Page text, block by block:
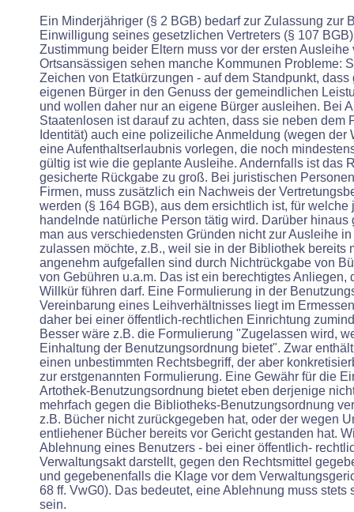
Ein Minderjähriger (§ 2 BGB) bedarf zur Zulassung zur
Einwilligung seines gesetzlichen Vertreters (§ 107
Zustimmung beider Eltern muss vor der ersten
Ortsansässigen sehen manche Kommunen Probleme:
Zeichen von Etatkürzungen - auf dem Standpunkt,
eigenen Bürger in den Genuss der gemeindlichen
und wollen daher nur an eigene Bürger ausleihen. Bei
Staatenlosen ist darauf zu achten, dass sie neben dem
Identität) auch eine polizeiliche Anmeldung (wegen der
eine Aufenthaltserlaubnis vorlegen, die noch
gültig ist wie die geplante Ausleihe. Andernfalls ist das
gesicherte Rückgabe zu groß. Bei juristischen
Firmen, muss zusätzlich ein Nachweis der
werden (§ 164 BGB), aus dem ersichtlich ist, für
handelnde natürliche Person tätig wird. Darüber hinaus
man aus verschiedensten Gründen nicht zur Ausleihe
zulassen möchte, z.B., weil sie in der Bibliothek bereits
angenehm aufgefallen sind durch Nichtrückgabe von
von Gebühren u.a.m. Das ist ein berechtigtes Anliegen,
Willkür führen darf. Eine Formulierung in der
Vereinbarung eines Leihverhältnisses liegt im
daher bei einer öffentlich-rechtlichen Einrichtung
Besser wäre z.B. die Formulierung "Zugelassen wird,
Einhaltung der Benutzungsordnung bietet". Zwar
einen unbestimmten Rechtsbegriff, der aber
zur erstgenannten Formulierung. Eine Gewähr für die
Artothek-Benutzungsordnung bietet eben derjenige
mehrfach gegen die Bibliotheks-Benutzungsordnung
z.B. Bücher nicht zurückgegeben hat, oder der wegen
entliehener Bücher bereits vor Gericht gestanden hat.
Ablehnung eines Benutzers - bei einer öffentlich-
Verwaltungsakt darstellt, gegen den Rechtsmittel
und gegebenenfalls die Klage vor dem
68 ff. VwG0). Das bedeutet, eine Ablehnung muss stets
sein.